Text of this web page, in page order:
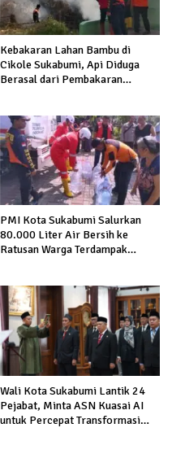
Kebakaran Lahan Bambu di
Cikole Sukabumi, Api Diduga
Berasal dari Pembakaran
PMI Kota Sukabumi Salurkan
80.000 Liter Air Bersih ke
Ratusan Warga Terdampak
Wali Kota Sukabumi Lantik 24
Pejabat, Minta ASN Kuasai AI
untuk Percepat Transformasi